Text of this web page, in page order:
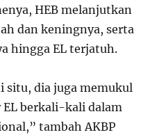
HEB melanjutkan
dan keningnya, serta
hingga EL terjatuh.
situ, dia juga memukul
EL berkali-kali dalam
tambah AKBP